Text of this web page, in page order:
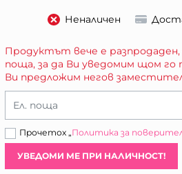
Неналичен
Продуктът вече е
поща, за да Ви уведомим щом го
Ви предложим негов
Ел. поща
Прочетох „Политика за
УВЕДОМИ МЕ ПРИ НАЛИЧНОСТ!